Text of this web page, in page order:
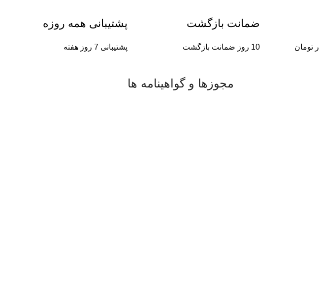
ضمانت بازگشت
10 روز ضمانت بازگشت
پشتیبانی همه روزه
پشتیبانی 7 روز هفته
مجوزها و گواهینامه ها